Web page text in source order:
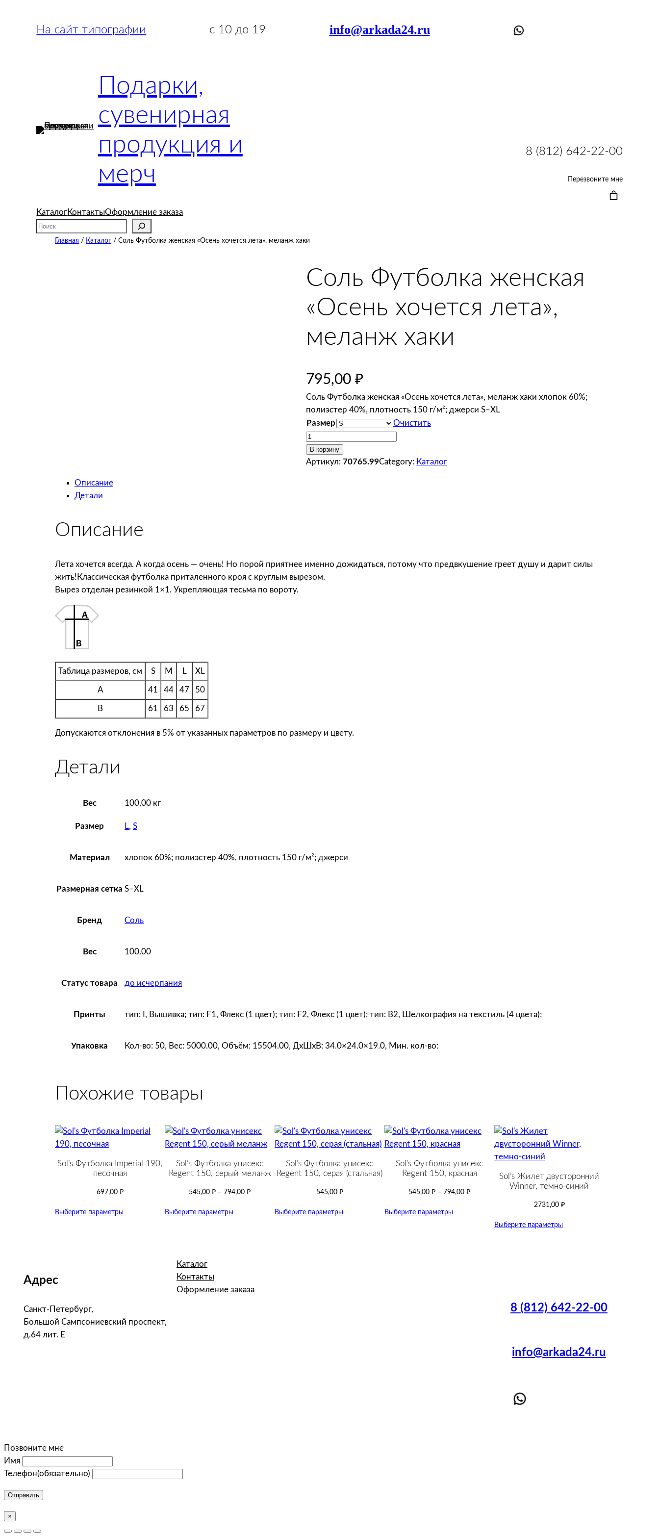
содержимомуНа сайт типографии с 10 до 19 info@arkada24.ru
Подарки,
сувенирная
продукция и
мерч
8 (812) 642-22-00
Перезвоните мне
КаталогКонтактыОформление заказа
Поиск
Главная / Каталог / Соль Футболка женская «Осень хочется лета», меланж хаки
Соль Футболка женская
«Осень хочется лета»,
меланж хаки
795,00 ₽
Соль Футболка женская «Осень хочется лета», меланж хаки хлопок 60%;
полиэстер 40%, плотность 150 г/м²; джерси S–XL
Размер
Очистить
К
о
л
т
о
а
т
л
е
л
а
н
а
В корзину
Артикул: 70765.99Category: Каталог
Описание
Детали
Описание
Лета хочется всегда. А когда осень — очень! Но порой приятнее именно дожидаться, потому что предвкушение греет душу и дарит силы
жить!Классическая футболка приталенного кроя с круглым вырезом.
Вырез отделан резинкой 1×1. Укрепляющая тесьма по вороту.
Таблица размеров, см S M L XL
A 41 44 47 50
B 61 63 65 67
Допускаются отклонения в 5% от указанных параметров по размеру и цвету.
Детали
Вес 100,00 кг
Размер L, S
Материал хлопок 60%; полиэстер 40%, плотность 150 г/м²; джерси
Размерная сетка S–XL
Бренд Соль
Вес 100.00
Статус товара до исчерпания
Принты тип: I, Вышивка; тип: F1, Флекс (1 цвет); тип: F2, Флекс (1 цвет); тип: B2, Шелкография на текстиль (4 цвета);
Упаковка Кол-во: 50, Вес: 5000.00, Объём: 15504.00, ДxШxВ: 34.0×24.0×19.0, Мин. кол-во:
Похожие товары
Sol’s Футболка Imperial 190,
песочная
697,00 ₽
Выберите параметры
Sol’s Футболка унисекс
Regent 150, серый меланж
545,00 ₽ – 794,00 ₽
Выберите параметры
Sol’s Футболка унисекс
Regent 150, серая (стальная)
545,00 ₽
Выберите параметры
Sol’s Футболка унисекс
Regent 150, красная
545,00 ₽ – 794,00 ₽
Выберите параметры
Sol’s Жилет двусторонний
Winner, темно-синий
2731,00 ₽
Выберите параметры
Адрес
Санкт-Петербург,
Большой Сампсониевский проспект,
д.64 лит. Е
Каталог
Контакты
Оформление заказа
8 (812) 642-22-00
info@arkada24.ru
Позвоните мне
Имя
Телефон(обязательно)
Отправить
×